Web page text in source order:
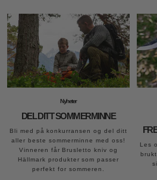
Nyheter
DEL DITT SOMMERMINNE
Bli med på konkurransen og del ditt
aller beste sommerminne med oss!
Vinneren får Brusletto kniv og
Hällmark produkter som passer
perfekt for sommeren.
Les